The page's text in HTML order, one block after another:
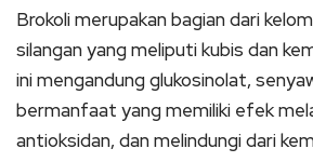
Brokoli merupakan bagian dari
silangan yang meliputi kubis dan
ini mengandung glukosinolat,
bermanfaat yang memiliki efek
antioksidan, dan melindungi dari